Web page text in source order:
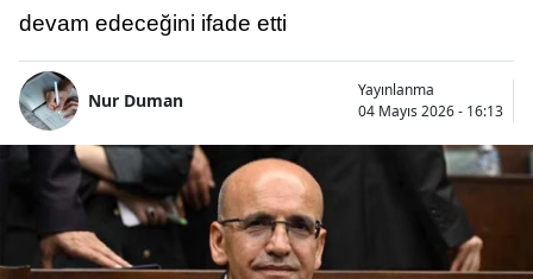
devam edeceğini ifade etti
Nur Duman
Yayınlanma
04 Mayıs 2026 - 16:13